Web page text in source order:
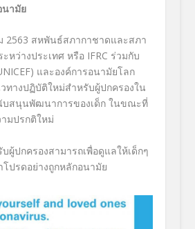
ามัย
2563 สหพันธ์สภากาชาดและสภา
ะหว่างประเทศ หรือ IFRC ร่วมกับ
และองค์การอนามัยโลก
ทางปฏิบัติใหม่สำหรับผู้ปกครองใน
บสนุนพัฒนาการของเด็ก ในขณะที่
มปรกติใหม่
ผู้ปกครองสามารถเพื่อดูแลให้เด็กๆ
ปรดอย่างถูกหลักอนามัย